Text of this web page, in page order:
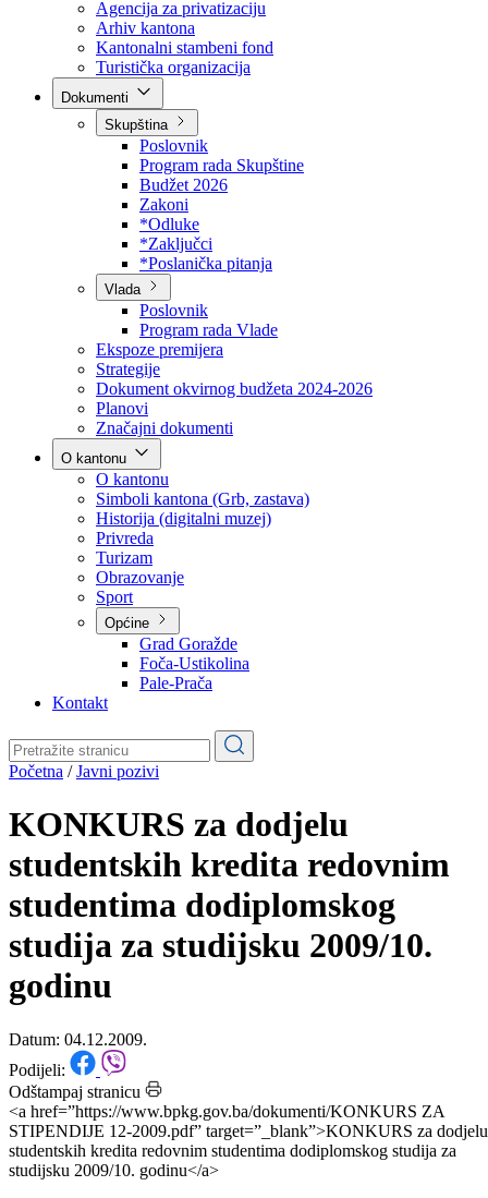
Javna preduzeća
BPK šume
RTV BPK
Agencija za privatizaciju
Arhiv kantona
Kantonalni stambeni fond
Turistička organizacija
Skupština
Poslovnik
Program rada Skupštine
Budžet 2026
Zakoni
*Odluke
*Zaključci
*Poslanička pitanja
Vlada
Poslovnik
Program rada Vlade
Ekspoze premijera
Strategije
Dokument okvirnog budžeta 2024-2026
Planovi
Značajni dokumenti
O kantonu
O kantonu
Simboli kantona (Grb, zastava)
Historija (digitalni muzej)
Privreda
Turizam
Obrazovanje
Općine
Pale-Prača
Kontakt
Početna/Javni pozivi
KONKURS za dodjelu
studentskih kredita redovnim
studentima dodiplomskog
studija za studijsku 2009/10.
godinu
Datum: 04.12.2009.
Podijeli:
Odštampaj stranicu
<a href=”https://www.bpkg.gov.ba/dokumenti/KONKURS ZA